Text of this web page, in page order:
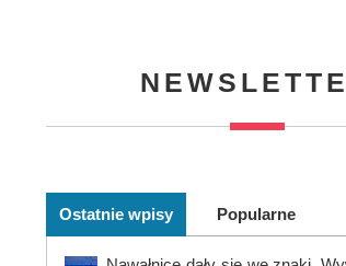
Ostatnie wpisy Popularne